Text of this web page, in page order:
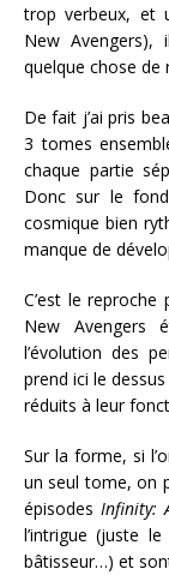
trop verbeux, et
New Avengers),
quelque chose de
De fait j’ai pris
3 tomes
chaque partie
Donc sur le
cosmique bien
manque de
C’est le
New Avengers
l’évolution des
prend ici le
réduits à leur
Sur la forme, si
un seul tome, on
épisodesInfinity:
l’intrigue (juste
bâtisseur…) et